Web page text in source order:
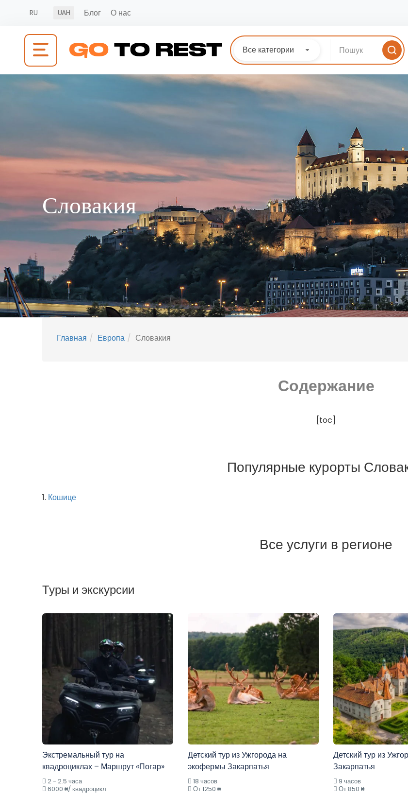
RU UAH Блог О нас
Все категории
Словакия
Главная Европа Словакия
Содержание
[toc]
Популярные курорты
1. Кошице
Все услуги в регионе
Туры и экскурсии
Экстремальный тур на
квадроциклах – Маршрут «Погар»
2 - 2.5 часа
6000 ₴/ квадроцикл
Детский тур из Ужгорода на
экофермы Закарпатья
18 часов
От 1250 ₴
Детский тур из
Закарпатья
9 часов
От 850 ₴